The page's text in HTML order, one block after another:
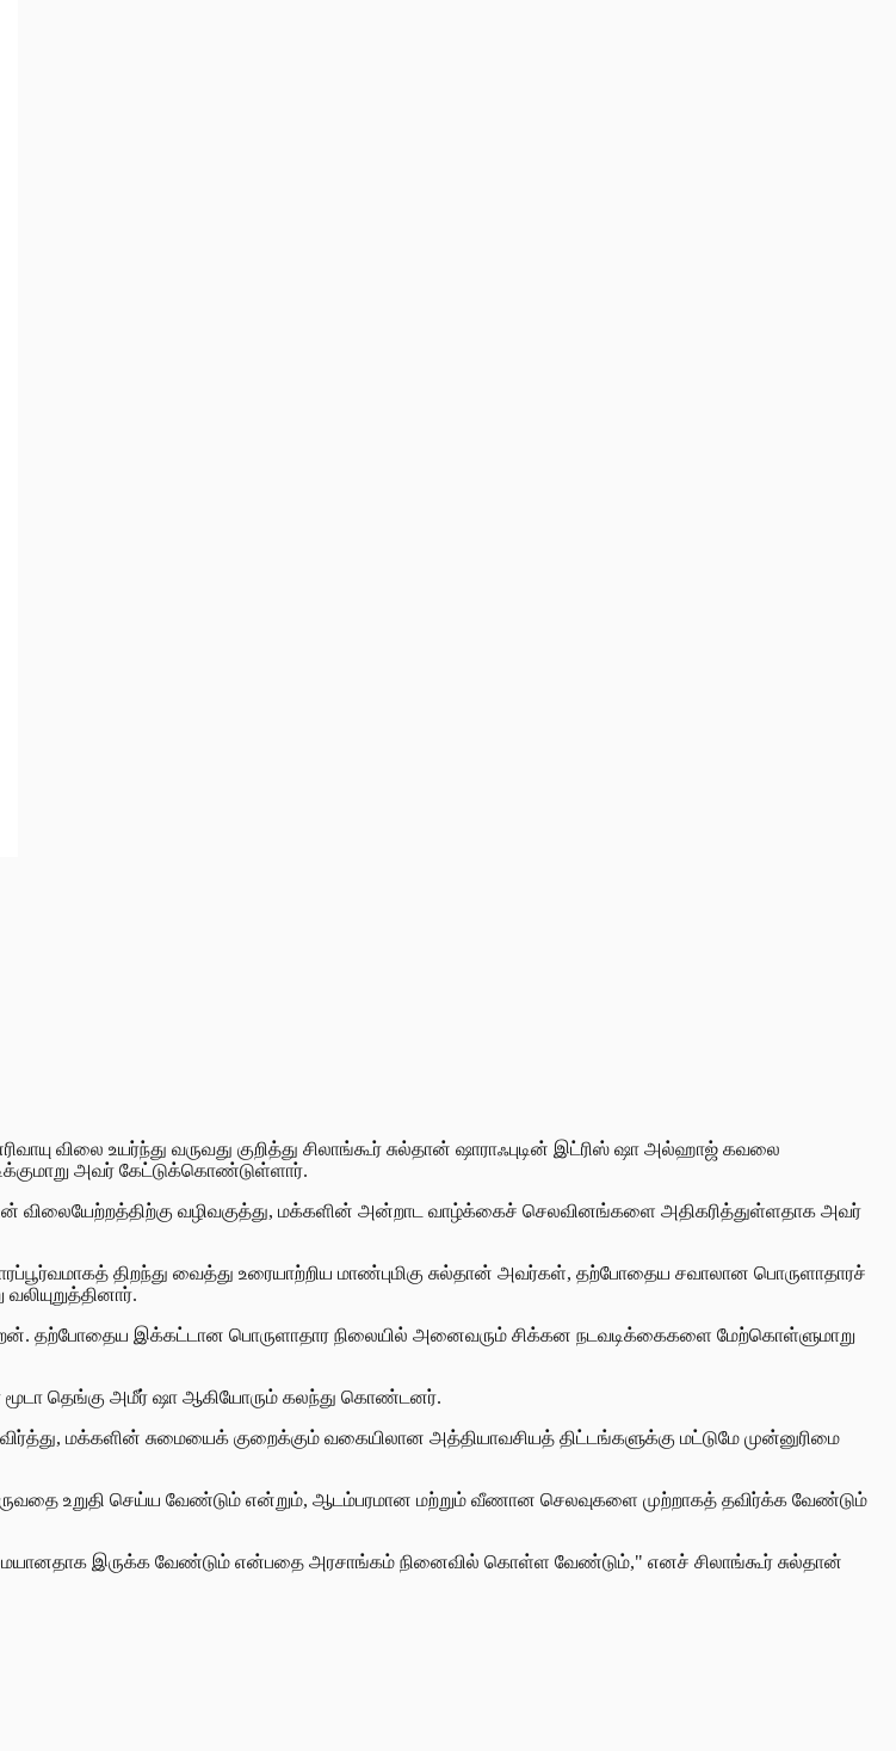
விலை உயர்ந்து வருவது குறித்து சிலாங்கூர் சுல்தான் ஷாராஃபுடின் இட்ரிஸ் ஷா அல்ஹாஜ் கவலை
அவர் கேட்டுக்கொண்டுள்ளார்.
விலையேற்றத்திற்கு வழிவகுத்து, மக்களின் அன்றாட வாழ்க்கைச் செலவினங்களை அதிகரித்துள்ளதாக அவர்
திறந்து வைத்து உரையாற்றிய மாண்புமிகு சுல்தான் அவர்கள், தற்போதைய சவாலான பொருளாதாரச்
தற்போதைய இக்கட்டான பொருளாதார நிலையில் அனைவரும் சிக்கன நடவடிக்கைகளை மேற்கொள்ளுமாறு
மூடா தெங்கு அமீர் ஷா ஆகியோரும் கலந்து கொண்டனர்.
மக்களின் சுமையைக் குறைக்கும் வகையிலான அத்தியாவசியத் திட்டங்களுக்கு மட்டுமே முன்னுரிமை
உறுதி செய்ய வேண்டும் என்றும், ஆடம்பரமான மற்றும் வீணான செலவுகளை முற்றாகத் தவிர்க்க வேண்டும்
இருக்க வேண்டும் என்பதை அரசாங்கம் நினைவில் கொள்ள வேண்டும்," எனச் சிலாங்கூர் சுல்தான்